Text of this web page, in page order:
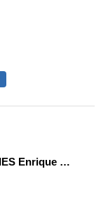
El Gabinete de Física del IES Enrique Tierno Galván de Parla (Curso 25-26)